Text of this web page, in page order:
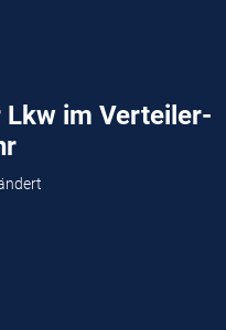
Lkw im Verteiler-